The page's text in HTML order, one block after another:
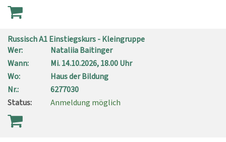
Russisch A1 Einstiegskurs - Kleingruppe
Wer:
Nataliia Baitinger
Wann:
Mi.14.10.2026, 18.00 Uhr
Wo:
Haus der Bildung
Nr.:
6277030
Status:
Anmeldung möglich